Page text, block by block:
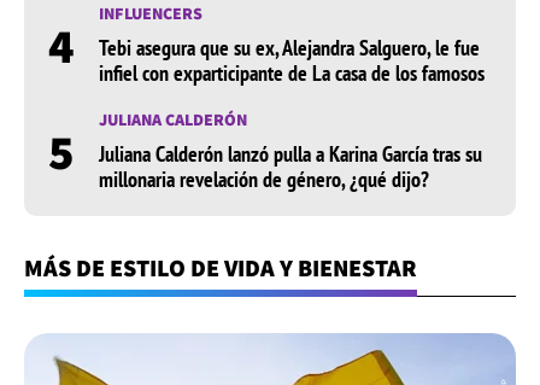
4 INFLUENCERS
Tebi asegura que su ex, Alejandra Salguero, le fue
infiel con exparticipante de La casa de los famosos
5 JULIANA CALDERÓN
Juliana Calderón lanzó pulla a Karina García tras su
millonaria revelación de género, ¿qué dijo?
MÁS DE ESTILO DE VIDA Y BIENESTAR